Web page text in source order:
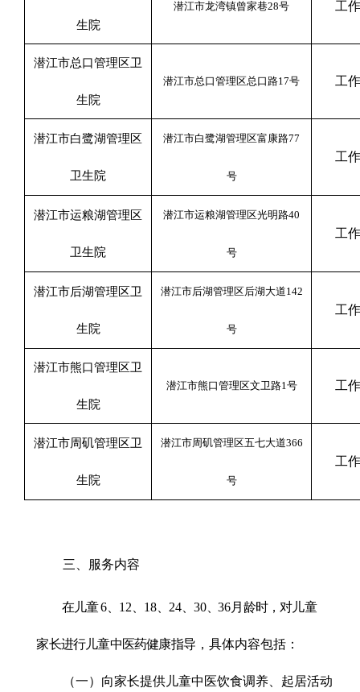
生院
潜江市龙湾镇曾家巷28号 工
潜江市总口管理区卫
生院
潜江市总口管理区总口路17号 工
潜江市白鹭湖管理区
卫生院
潜江市白鹭湖管理区富康路77
号
工
潜江市运粮湖管理区
卫生院
潜江市运粮湖管理区光明路40
号
工
潜江市后湖管理区卫
生院
潜江市后湖管理区后湖大道142
号
工
潜江市熊口管理区卫
生院
潜江市熊口管理区文卫路1 号 工
潜江市周矶管理区卫
生院
潜江市周矶管理区五七大道366
号
工
三、服务内容
在儿童6、 12 18、 24、 30、36月龄时，对儿童
家长进行儿童中医药健康指导，具体内容包括：
（一）向家长提供儿童中医饮食调养、起居活动